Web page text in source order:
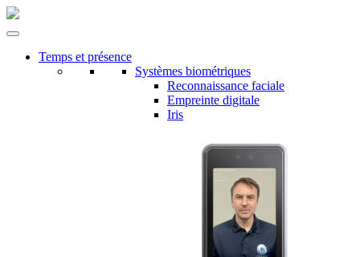
Temps et présence
Systèmes biométriques
Reconnaissance faciale
Empreinte digitale
Iris